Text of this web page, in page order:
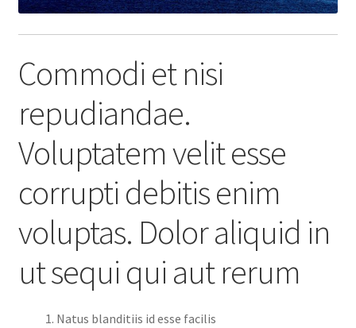
Commodi et nisi
repudiandae.
Voluptatem velit esse
corrupti debitis enim
voluptas. Dolor aliquid in
ut sequi qui aut rerum
Natus blanditiis id esse facilis